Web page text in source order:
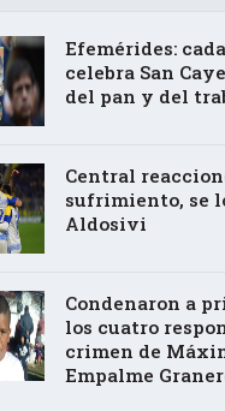
Efemérides:
celebra San
del pan y del
Central
sufrimiento, se
Aldosivi
Condenaron a
los cuatro
crimen de
Empalme